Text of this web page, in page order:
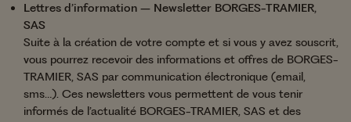
Lettres d’information – Newsletter BORGES-TRAMIER,
SAS
Suite à la création de votre compte et si vous y avez souscrit,
vous pourrez recevoir des informations et offres de BORGES-
TRAMIER, SAS par communication électronique (email,
sms…). Ces newsletters vous permettent de vous tenir
informés de l’actualité BORGES-TRAMIER, SAS et des